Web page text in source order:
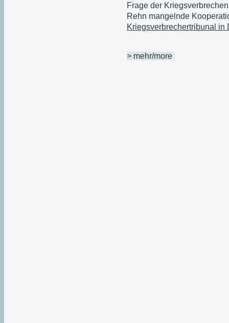
Frage der
Rehn mangelnde
Kriegsverbrechertribunal in
> mehr/more